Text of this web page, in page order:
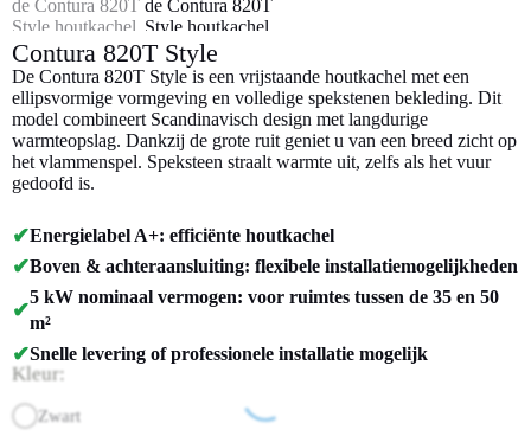
Contura 820T Style
De Contura 820T Style is een vrijstaande houtkachel met een
ellipsvormige vormgeving en volledige spekstenen bekleding. Dit
model combineert Scandinavisch design met langdurige
warmteopslag. Dankzij de grote ruit geniet u van een breed zicht op
het vlammenspel. Speksteen straalt warmte uit, zelfs als het vuur
gedoofd is.
✔Energielabel A+: efficiënte houtkachel
✔Boven & achteraansluiting: flexibele installatiemogelijkheden
✔
5 kW nominaal vermogen: voor ruimtes tussen de 35 en 50
m²
✔Snelle levering of professionele installatie mogelijk
Kleur:
Zwart